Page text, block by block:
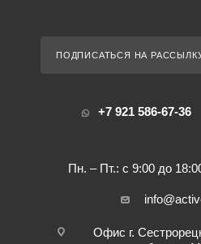
ПОДПИСАТЬСЯ НА
+7 921 586-67-36
Пн. – Пт.: с 9:00 до
Офис г.